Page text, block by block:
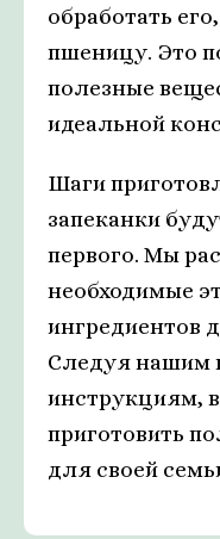
обработать
пшеницу. Это
полезные
идеальной
Шаги
запеканки
первого. Мы
необходимые
ингредиентов
Следуя нашим
инструкциям,
приготовить
для своей